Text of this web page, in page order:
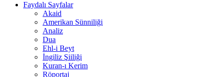
Faydalı Sayfalar
Akaid
Amerikan Sünniliği
Analiz
Dua
Ehl-i Beyt
İngiliz Şiiliği
Kuran-ı Kerim
Röportaj